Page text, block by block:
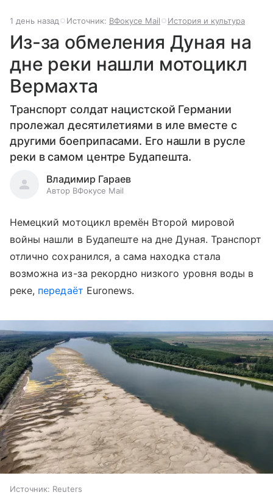
1 день назад Источник: ВФокусе Mail История и культура
Из-за обмеления Дуная на
дне реки нашли мотоцикл
Вермахта
Транспорт солдат нацистской Германии
пролежал десятилетиями в иле вместе с
другими боеприпасами. Его нашли в русле
реки в самом центре Будапешта.
Владимир Гараев
Автор ВФокусе Mail
Немецкий мотоцикл времён Второй мировой
войны нашли в Будапеште на дне Дуная. Транспорт
отлично сохранился, а сама находка стала
возможна из-за рекордно низкого уровня воды в
реке, передаёт Euronews.
Источник: Reuters